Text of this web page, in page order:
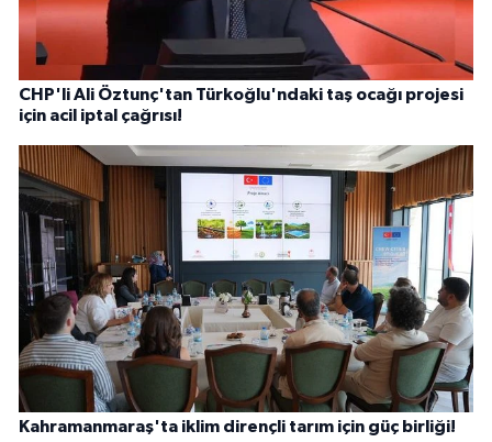
CHP'li Ali Öztunç'tan Türkoğlu'ndaki taş ocağı projesi
için acil iptal çağrısı!
Kahramanmaraş'ta iklim dirençli tarım için güç birliği!